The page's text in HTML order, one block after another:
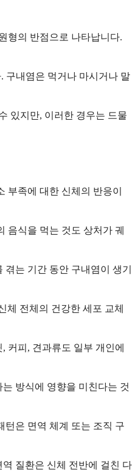
형의 반점으로 나타납니다.
구내염은 먹거나 마시거나 말
있지만, 이러한 경우는 드물
부족에 대한 신체의 반응이
음식을 먹는 것도 상처가 궤
는 기간 동안 구내염이 생기
체 전체의 건강한 세포 교체
커피, 견과류도 일부 개인에
방식에 영향을 미친다는 것
턴은 면역 체계 또는 조직 구
질환은 신체 전반에 걸친 다